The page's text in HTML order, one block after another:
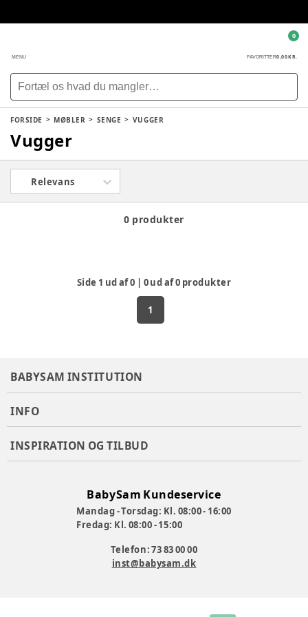
MENU FAVORITTER0,00 KR.
0
FORSIDE MØBLER SENGE VUGGER
Vugger
Relevans
0 produkter
Side 1 ud af0 0ud af0 produkter
1
BABYSAM INSTITUTION
INFO
INSPIRATION OG TILBUD
BabySam Kundeservice
Mandag - Torsdag: Kl. 08:00 - 16:00
Fredag: Kl. 08:00 - 15:00
Telefon: 73 83 00 00
inst@babysam.dk